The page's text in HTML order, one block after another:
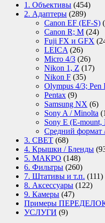
1. Объективы (454)
2. Адаптеры (289)
Canon EF (EF-S)
Canon R; M (24)
Fuji FX и GFX
LEICA (26)
Micro 4/3 (26)
Nikon 1, Z (17)
Nikon F (35)
Olympus 4/3; Pen
Pentax (9)
Samsung NX (6)
Sony A / Minolta
Sony E (E-
Средний формат
3. СВЕТ (68)
4. Крышки / Бленды
5. МАКРО (148)
6. Фильтры (260)
7. Штативы и т.п. (111)
8. Аксессуары (122)
9. Камеры (47)
Примеры
УСЛУГИ (9)